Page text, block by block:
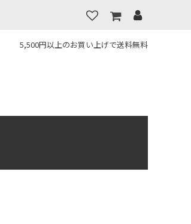
5,500円以上のお買い上げで送料無料